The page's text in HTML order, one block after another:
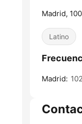
Madrid,
Latino
Madrid: